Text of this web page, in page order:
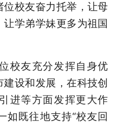
校友奋力托举，让母
学弟学妹更多为祖国
校友充分发挥自身优
设和发展，在科技创
进等方面发挥更大作
如既往地支持“校友回